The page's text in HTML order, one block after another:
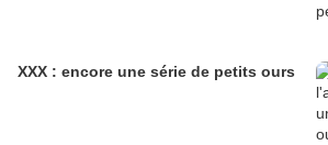
XXX : encore une série de petits ours